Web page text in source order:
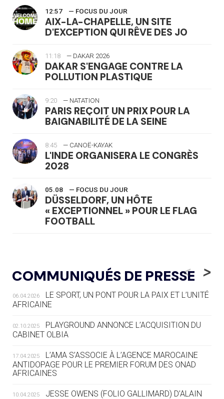
12:57 — FOCUS DU JOUR
AIX-LA-CHAPELLE, UN SITE
D'EXCEPTION QUI RÊVE DES JO
11:18 — DAKAR 2026
DAKAR S'ENGAGE CONTRE LA
POLLUTION PLASTIQUE
9:20 — NATATION
PARIS REÇOIT UN PRIX POUR LA
BAIGNABILITÉ DE LA SEINE
8:45 — CANOË-KAYAK
L'INDE ORGANISERA LE CONGRÈS
2028
05.08 — FOCUS DU JOUR
DÜSSELDORF, UN HÔTE
« EXCEPTIONNEL » POUR LE FLAG
FOOTBALL
LE RÊVE DE VOIR LA LUGE ALPINE
AUX JO « N'EST PAS FINI »
05.08 — TIR À L'ARC
DES MONDIAUX À BRISBANE SUR LA
ROUTE DES JO 2032
LE VILLAGE OLYMPIQUE DES ARAVIS
SE DESSINE
COMMUNIQUÉS DE PRESSE
<
06.04.2026
LE SPORT, UN PONT POUR LA PAIX ET L’UNITÉ
AFRICAINE
02.10.2025
PLAYGROUND ANNONCE L’ACQUISITION DU
CABINET OLBIA
17.04.2025
L’AMA S’ASSOCIE À L’AGENCE MAROCAINE
ANTIDOPAGE POUR LE PREMIER FORUM DES ONAD
AFRICAINES
10.04.2025
JESSE OWENS (FOLIO GALLIMARD) D’ALAIN
>